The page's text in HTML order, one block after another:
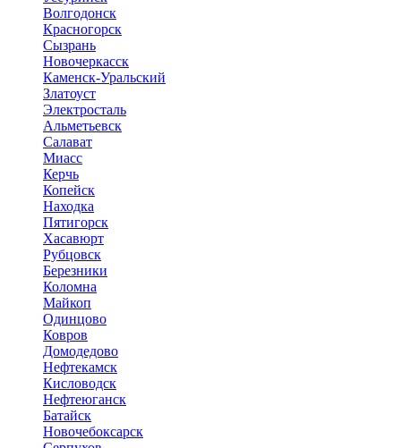
Волгодонск
Красногорск
Сызрань
Новочеркасск
Каменск-Уральский
Златоуст
Электросталь
Альметьевск
Салават
Миасс
Керчь
Копейск
Находка
Пятигорск
Хасавюрт
Рубцовск
Березники
Коломна
Майкоп
Одинцово
Ковров
Домодедово
Нефтекамск
Кисловодск
Нефтеюганск
Батайск
Новочебоксарск